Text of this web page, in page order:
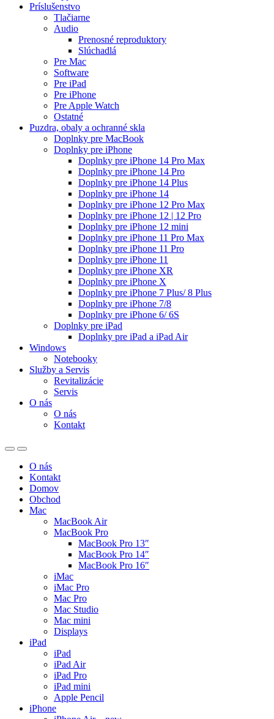
Príslušenstvo
Tlačiarne
Audio
Prenosné reproduktory
Slúchadlá
Pre Mac
Software
Pre iPad
Pre iPhone
Pre Apple Watch
Ostatné
Puzdra, obaly a ochranné skla
Doplnky pre MacBook
Doplnky pre iPhone
Doplnky pre iPhone 14 Pro Max
Doplnky pre iPhone 14 Pro
Doplnky pre iPhone 14 Plus
Doplnky pre iPhone 14
Doplnky pre iPhone 12 Pro Max
Doplnky pre iPhone 12 | 12 Pro
Doplnky pre iPhone 12 mini
Doplnky pre iPhone 11 Pro Max
Doplnky pre iPhone 11 Pro
Doplnky pre iPhone 11
Doplnky pre iPhone XR
Doplnky pre iPhone X
Doplnky pre iPhone 7 Plus/ 8 Plus
Doplnky pre iPhone 7/8
Doplnky pre iPhone 6/ 6S
Doplnky pre iPad
Doplnky pre iPad a iPad Air
Windows
Notebooky
Služby a Servis
Revitalizácie
Servis
O nás
O nás
Kontakt
O nás
Kontakt
Domov
Obchod
Mac
MacBook Air
MacBook Pro
MacBook Pro 13″
MacBook Pro 14″
MacBook Pro 16″
iMac
iMac Pro
Mac Pro
Mac Studio
Mac mini
Displays
iPad
iPad
iPad Air
iPad Pro
iPad mini
Apple Pencil
iPhone